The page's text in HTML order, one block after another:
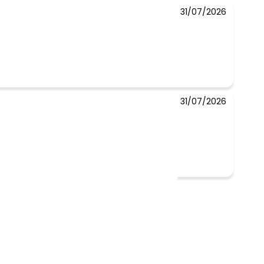
31/07/2026
31/07/2026